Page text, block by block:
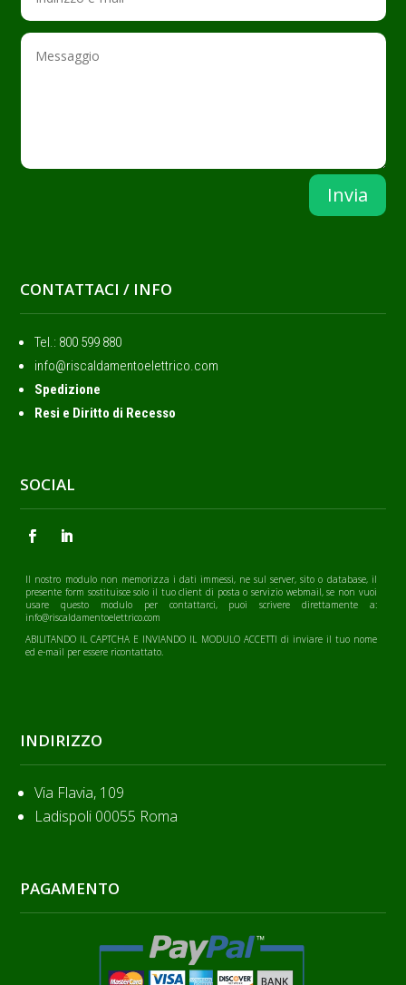
Invia
CONTATTACI / INFO
Tel.: ‭800 599 880
info@riscaldamentoelettrico.com
Spedizione
Resi e Diritto di Recesso
SOCIAL
Il nostro modulo non memorizza i dati immessi, ne sul server, sito o database, il
presente form sostituisce solo il tuo client di posta o servizio webmail, se non vuoi
usare questo modulo per contattarci, puoi scrivere direttamente a:
info@riscaldamentoelettrico.com
ABILITANDO IL CAPTCHA E INVIANDO IL MODULO ACCETTI di inviare il tuo nome
ed e-mail per essere ricontattato.
INDIRIZZO
Via Flavia, 109
Ladispoli 00055 Roma
PAGAMENTO